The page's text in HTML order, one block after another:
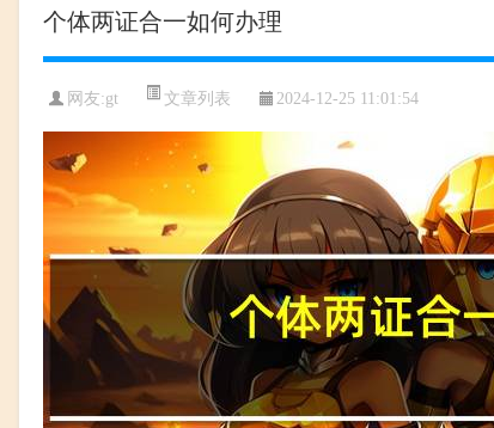
个体两证合一如何办理
网友:gt 文章列表 2024-12-25 11:01:54